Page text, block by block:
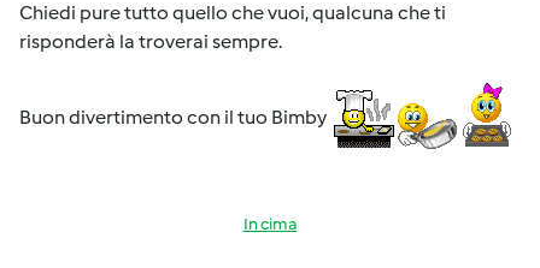
Chiedi pure tutto quello che vuoi, qualcuna che ti
risponderà la troverai sempre.
Buon divertimento con il tuo Bimby
In cima